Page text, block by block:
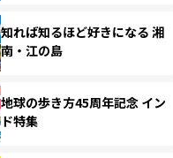
知れば知るほど好きになる 湘
南・江の島
地球の歩き方45周年記念 イン
ド特集